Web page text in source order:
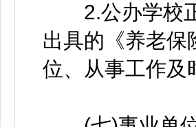
2.公办学校正
出具的《养老保
位、从事工作及